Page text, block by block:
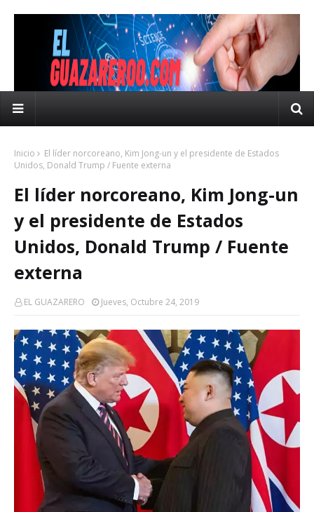
Inicio
El líder norcoreano, Kim Jong-un y el presidente de Estados
Unidos, Donald Trump / Fuente externa
El líder norcoreano, Kim Jong-un
y el presidente de Estados
Unidos, Donald Trump / Fuente
externa
EL GUAZARERO Jueves, Octubre 24, 2019